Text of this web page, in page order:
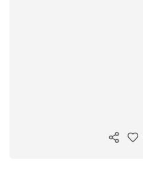
Copiar